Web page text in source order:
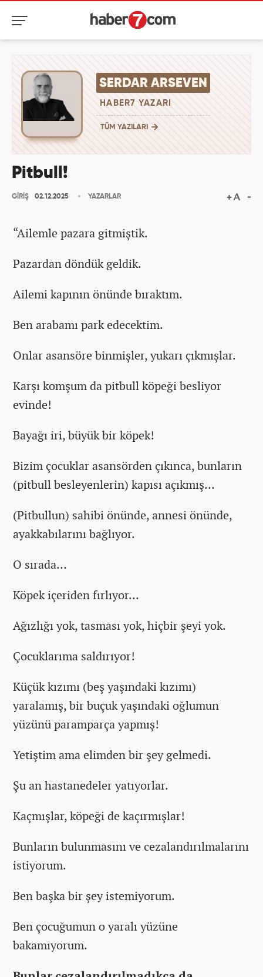
SERDAR ARSEVEN
HABER7 YAZARI
TÜM YAZILARI
Pitbull!
GİRİŞ 02.12.2025 YAZARLAR
“Ailemle pazara gitmiştik.
Pazardan döndük geldik.
Ailemi kapının önünde bıraktım.
Ben arabamı park edecektim.
Onlar asansöre binmişler, yukarı çıkmışlar.
Karşı komşum da pitbull köpeği besliyor
evinde!
Bayağı iri, büyük bir köpek!
Bizim çocuklar asansörden çıkınca, bunların
(pitbull besleyenlerin) kapısı açıkmış…
(Pitbullun) sahibi önünde, annesi önünde,
ayakkabılarını bağlıyor.
O sırada…
Köpek içeriden fırlıyor…
Ağızlığı yok, tasması yok, hiçbir şeyi yok.
Çocuklarıma saldırıyor!
Küçük kızımı (beş yaşındaki kızımı)
yaralamış, bir buçuk yaşındaki oğlumun
yüzünü paramparça yapmış!
Yetiştim ama elimden bir şey gelmedi.
Şu an hastanedeler yatıyorlar.
Kaçmışlar, köpeği de kaçırmışlar!
Bunların bulunmasını ve cezalandırılmalarını
istiyorum.
Ben başka bir şey istemiyorum.
Ben çocuğumun o yaralı yüzüne
bakamıyorum.